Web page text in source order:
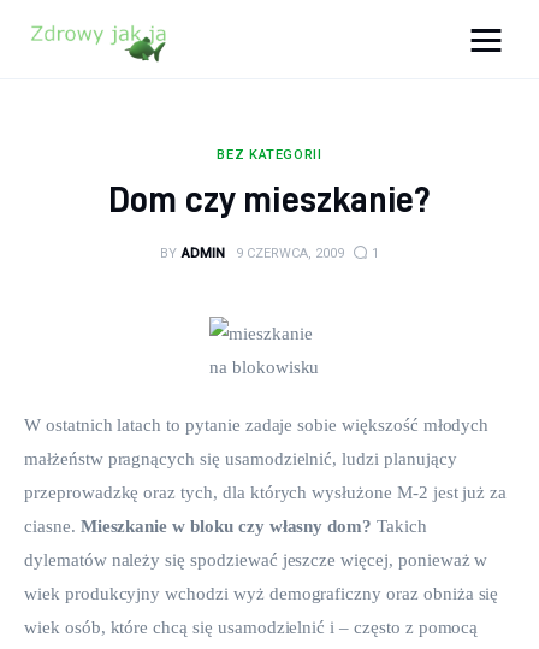
Zdrowy jak ja
Porady
Kontakt
BEZ KATEGORII
Dom czy mieszkanie?
BY ADMIN 9 CZERWCA, 2009 1
W ostatnich latach to pytanie zadaje sobie większość młodych
małżeństw pragnących się usamodzielnić, ludzi planujący
przeprowadzkę oraz tych, dla których wysłużone M-2 jest już za
ciasne. Mieszkanie w bloku czy własny dom? Takich
dylematów należy się spodziewać jeszcze więcej, ponieważ w
wiek produkcyjny wchodzi wyż demograficzny oraz obniża się
wiek osób, które chcą się usamodzielnić i – często z pomocą